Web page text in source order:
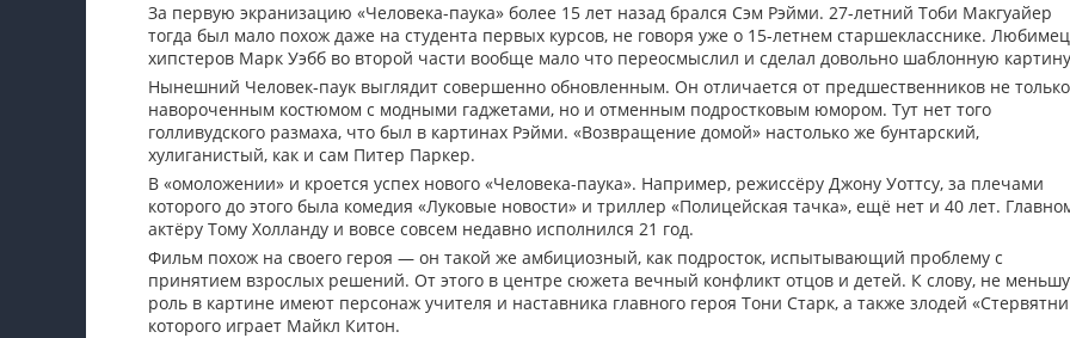
За первую экранизацию «Человека-паука» более 15 лет назад брался Сэм Рэйми. 27-летний Тоби Макгуайер
тогда был мало похож даже на студента первых курсов, не говоря уже о 15-летнем старшекласснике. Любимец
хипстеров Марк Уэбб во второй части вообще мало что переосмыслил и сделал довольно шаблонную
Нынешний Человек-паук выглядит совершенно обновленным. Он отличается от предшественников не только
навороченным костюмом с модными гаджетами, но и отменным подростковым юмором. Тут нет того
голливудского размаха, что был в картинах Рэйми. «Возвращение домой» настолько же бунтарский,
хулиганистый, как и сам Питер Паркер.
В «омоложении» и кроется успех нового «Человека-паука». Например, режиссёру Джону Уоттсу, за плечами
которого до этого была комедия «Луковые новости» и триллер «Полицейская тачка», ещё нет и 40 лет.
актёру Тому Холланду и вовсе совсем недавно исполнился 21 год.
Фильм похож на своего героя — он такой же амбициозный, как подросток, испытывающий проблему с
принятием взрослых решений. От этого в центре сюжета вечный конфликт отцов и детей. К слову, не
роль в картине имеют персонаж учителя и наставника главного героя Тони Старк, а также злодей
которого играет Майкл Китон.